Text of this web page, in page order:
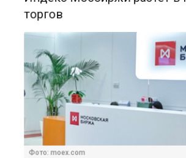
Фото: moex.com